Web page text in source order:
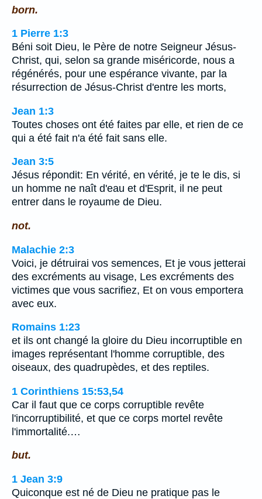
born.
1 Pierre 1:3
Béni soit Dieu, le Père de notre Seigneur Jésus-
Christ, qui, selon sa grande miséricorde, nous a
régénérés, pour une espérance vivante, par la
résurrection de Jésus-Christ d'entre les morts,
Jean 1:3
Toutes choses ont été faites par elle, et rien de ce
qui a été fait n'a été fait sans elle.
Jean 3:5
Jésus répondit: En vérité, en vérité, je te le dis, si
un homme ne naît d'eau et d'Esprit, il ne peut
entrer dans le royaume de Dieu.
not.
Malachie 2:3
Voici, je détruirai vos semences, Et je vous jetterai
des excréments au visage, Les excréments des
victimes que vous sacrifiez, Et on vous emportera
avec eux.
Romains 1:23
et ils ont changé la gloire du Dieu incorruptible en
images représentant l'homme corruptible, des
oiseaux, des quadrupèdes, et des reptiles.
1 Corinthiens 15:53,54
Car il faut que ce corps corruptible revête
l'incorruptibilité, et que ce corps mortel revête
l'immortalité.…
but.
1 Jean 3:9
Quiconque est né de Dieu ne pratique pas le